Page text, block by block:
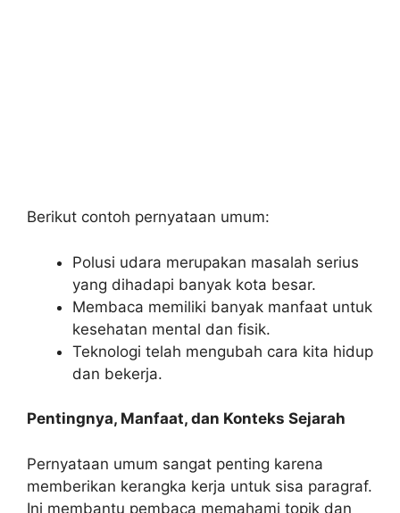
Berikut contoh pernyataan umum:
Polusi udara merupakan masalah serius
yang dihadapi banyak kota besar.
Membaca memiliki banyak manfaat untuk
kesehatan mental dan fisik.
Teknologi telah mengubah cara kita hidup
dan bekerja.
Pentingnya, Manfaat, dan Konteks Sejarah
Pernyataan umum sangat penting karena
memberikan kerangka kerja untuk sisa paragraf.
Ini membantu pembaca memahami topik dan